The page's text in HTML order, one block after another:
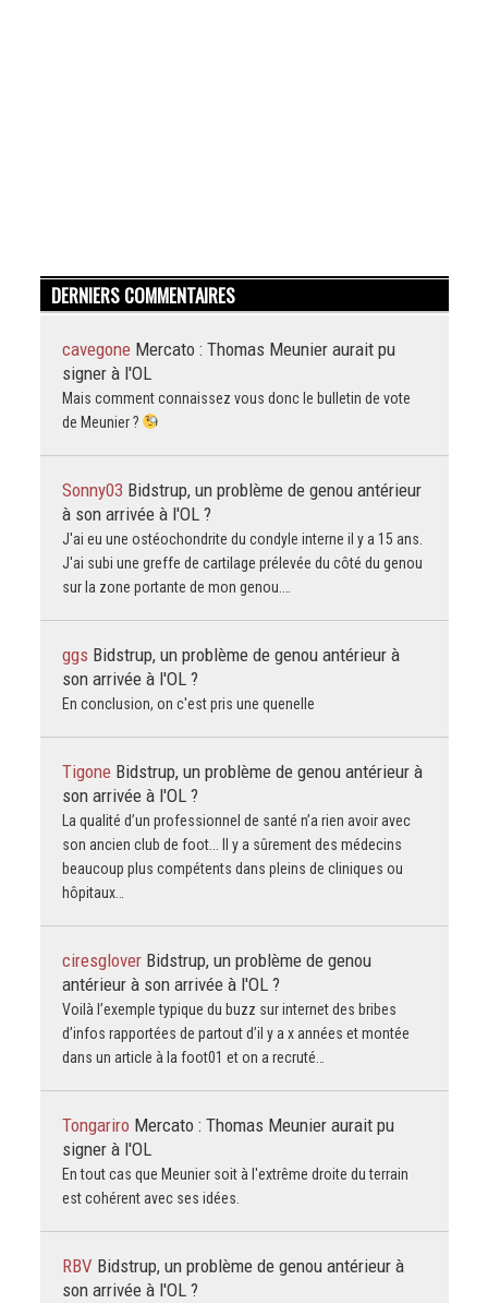
DERNIERS COMMENTAIRES
cavegone Mercato : Thomas Meunier aurait pu
signer à l'OL
Mais comment connaissez vous donc le bulletin de vote
de Meunier ?
Sonny03 Bidstrup, un problème de genou antérieur
à son arrivée à l'OL ?
J'ai eu une ostéochondrite du condyle interne il y a 15 ans.
J'ai subi une greffe de cartilage prélevée du côté du genou
sur la zone portante de mon genou.…
ggs Bidstrup, un problème de genou antérieur à
son arrivée à l'OL ?
En conclusion, on c'est pris une quenelle
Tigone Bidstrup, un problème de genou antérieur à
son arrivée à l'OL ?
La qualité d’un professionnel de santé n’a rien avoir avec
son ancien club de foot... Il y a sûrement des médecins
beaucoup plus compétents dans pleins de cliniques ou
hôpitaux…
ciresglover Bidstrup, un problème de genou
antérieur à son arrivée à l'OL ?
Voilà l’exemple typique du buzz sur internet des bribes
d’infos rapportées de partout d’il y a x années et montée
dans un article à la foot01 et on a recruté…
Tongariro Mercato : Thomas Meunier aurait pu
signer à l'OL
En tout cas que Meunier soit à l'extrême droite du terrain
est cohérent avec ses idées.
RBV Bidstrup, un problème de genou antérieur à
son arrivée à l'OL ?